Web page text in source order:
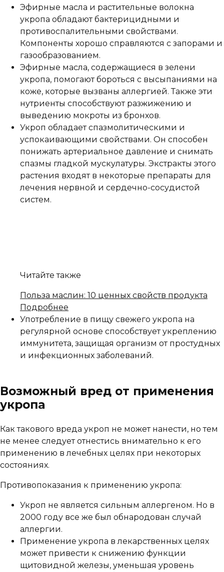
Эфирные масла и растительные волокна
укропа обладают бактерицидными и
противоспалительными свойствами.
Компоненты хорошо справляются с запорами и
газообразованием.
Эфирные масла, содержащиеся в зелени
укропа, помогают бороться с высыпаниями на
коже, которые вызваны аллергией. Также эти
нутриенты способствуют разжижению и
выведению мокроты из бронхов.
Укроп обладает спазмолитическими и
успокаивающими свойствами. Он способен
понижать артериальное давление и снимать
спазмы гладкой мускулатуры. Экстракты этого
растения входят в некоторые препараты для
лечения нервной и сердечно-сосудистой
систем.
Читайте также
Польза маслин: 10 ценных свойств продукта
Подробнее
Употребление в пищу свежего укропа на
регулярной основе способствует укреплению
иммунитета, защищая организм от простудных
и инфекционных заболеваний.
Возможный вред от применения
укропа
Как такового вреда укроп не может нанести, но тем
не менее следует отнестись внимательно к его
применению в лечебных целях при некоторых
состояниях.
Противопоказания к применению укропа:
Укроп не является сильным аллергеном. Но в
2000 году все же был обнародован случай
аллергии.
Применение укропа в лекарственных целях
может привести к снижению функции
щитовидной железы, уменьшая уровень